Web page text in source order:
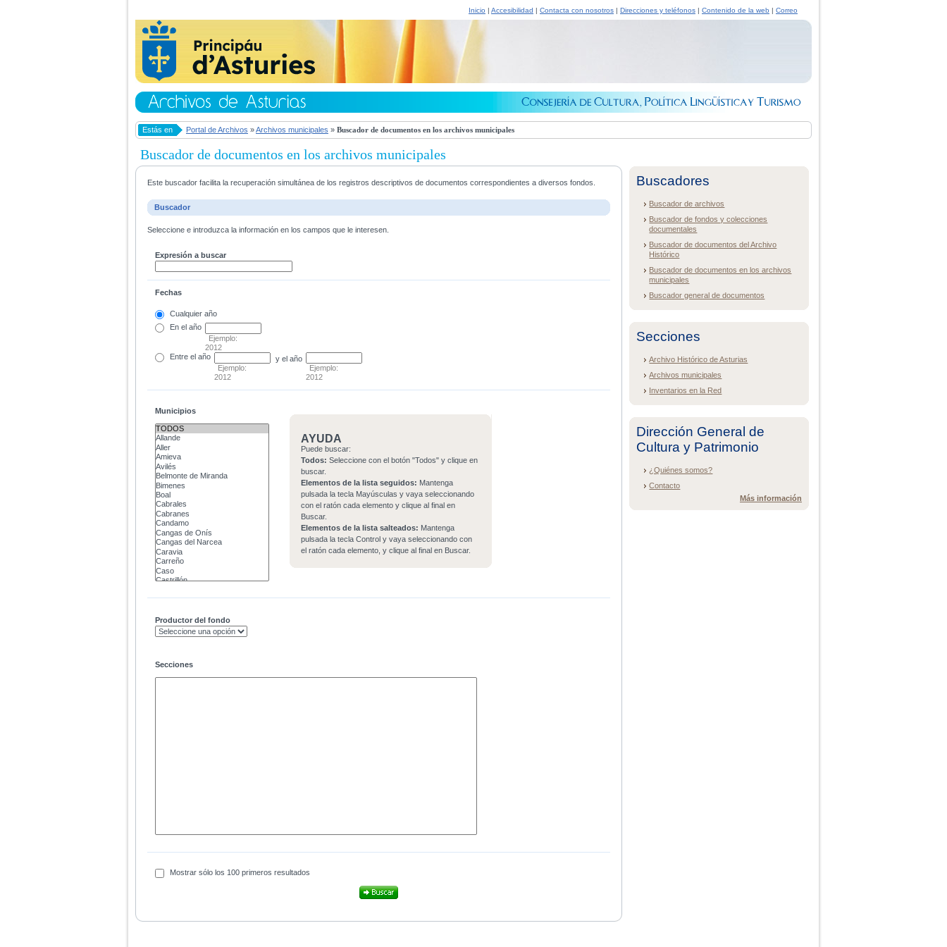
Inicio | Accesibilidad | Contacta con nosotros | Direcciones y teléfonos | Contenido de la web | Correo
Estás en Portal de Archivos »Archivos municipales » Buscador de documentos en los archivos municipales
Buscador de documentos en los archivos municipales
Este buscador facilita la recuperación simultánea de los registros descriptivos de documentos correspondientes a diversos fondos.
Buscador
Seleccione e introduzca la información en los campos que le interesen.
Expresión a buscar
Fechas
Cualquier año
En el año
Ejemplo:
2012
Entre el año
Ejemplo:
2012
y el año
Ejemplo:
2012
Municipios
AYUDA
Puede buscar:
Todos: Seleccione con el botón "Todos" y clique en
buscar.
Elementos de la lista seguidos: Mantenga
pulsada la tecla Mayúsculas y vaya seleccionando
con el ratón cada elemento y clique al final en
Buscar.
Elementos de la lista salteados: Mantenga
pulsada la tecla Control y vaya seleccionando con
el ratón cada elemento, y clique al final en Buscar.
Productor del fondo
Secciones
Mostrar sólo los 100 primeros resultados
Buscadores
Buscador de archivos
Buscador de fondos y colecciones
documentales
Buscador de documentos del Archivo
Histórico
Buscador de documentos en los archivos
municipales
Buscador general de documentos
Secciones
Archivo Histórico de Asturias
Archivos municipales
Inventarios en la Red
Dirección General de
Cultura y Patrimonio
¿Quiénes somos?
Contacto
Más información